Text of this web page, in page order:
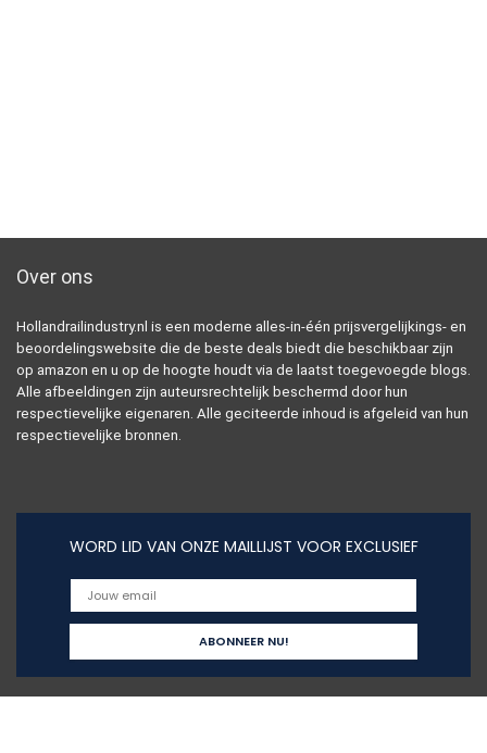
Over ons
Hollandrailindustry.nl is een moderne alles-in-één prijsvergelijkings- en
beoordelingswebsite die de beste deals biedt die beschikbaar zijn
op amazon en u op de hoogte houdt via de laatst toegevoegde blogs.
Alle afbeeldingen zijn auteursrechtelijk beschermd door hun
respectievelijke eigenaren. Alle geciteerde inhoud is afgeleid van hun
respectievelijke bronnen.
WORD LID VAN ONZE MAILLIJST VOOR EXCLUSIEF